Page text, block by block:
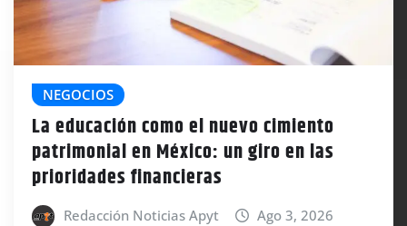
NEGOCIOS
La educación como el nuevo cimiento
patrimonial en México: un giro en las
prioridades financieras
Redacción Noticias Apyt Ago 3, 2026